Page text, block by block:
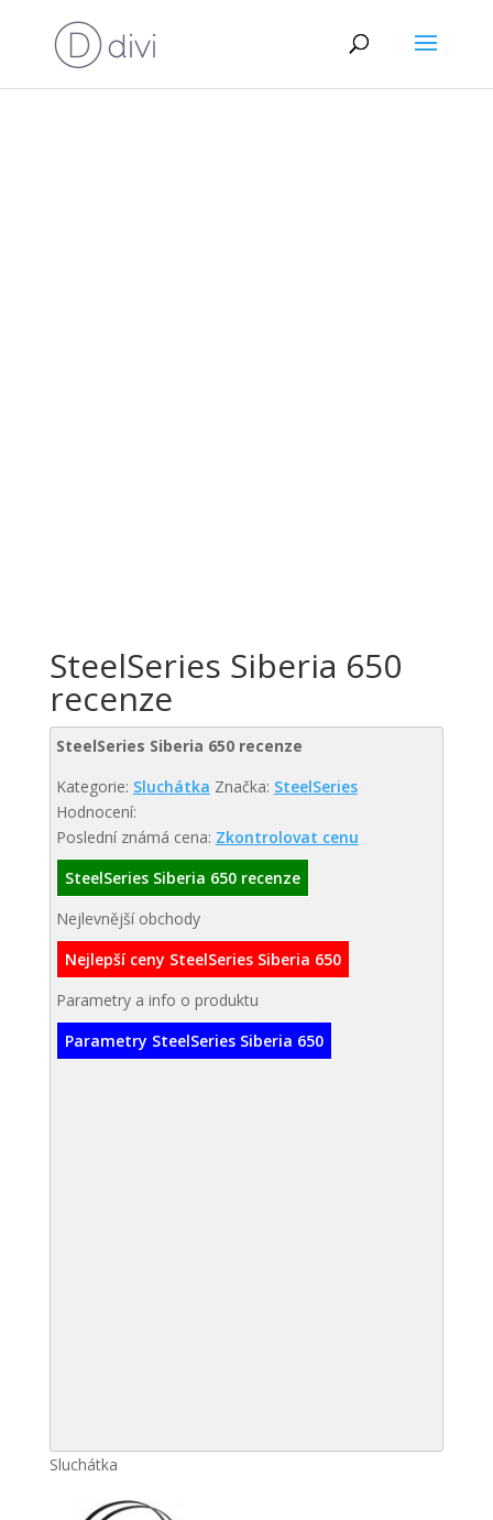
SteelSeries Siberia 650
recenze
SteelSeries Siberia 650 recenze
Kategorie: Sluchátka Značka: SteelSeries
Hodnocení:
Poslední známá cena: Zkontrolovat cenu
SteelSeries Siberia 650 recenze
Nejlevnější obchody
Nejlepší ceny SteelSeries Siberia 650
Parametry a info o produktu
Parametry SteelSeries Siberia 650
Sluchátka